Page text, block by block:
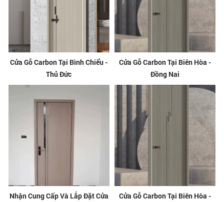
Cửa Gỗ Carbon Tại Bình Chiểu -
Thủ Đức
Cửa Gỗ Carbon Tại Biên Hòa -
Đồng Nai
Nhận Cung Cấp Và Lắp Đặt Cửa
Cửa Gỗ Carbon Tại Biên Hòa -